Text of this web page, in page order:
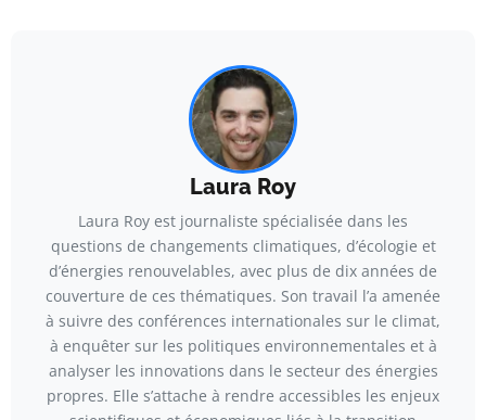
Laura Roy
Laura Roy est journaliste spécialisée dans les
questions de changements climatiques, d’écologie et
d’énergies renouvelables, avec plus de dix années de
couverture de ces thématiques. Son travail l’a amenée
à suivre des conférences internationales sur le climat,
à enquêter sur les politiques environnementales et à
analyser les innovations dans le secteur des énergies
propres. Elle s’attache à rendre accessibles les enjeux